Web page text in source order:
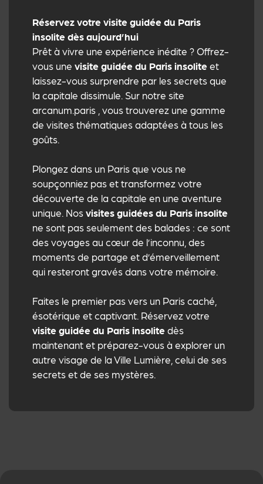
Réservez votre visite guidée du Paris
insolite dès aujourd’hui
Prêt à vivre une expérience inédite ? Offrez-
vous une visite guidée du Paris insoliteet
laissez-vous surprendre par les secrets que
la capitale dissimule. Sur notre site
arcanum.paris , vous trouverez une gamme
de visites thématiques adaptées à tous les
goûts.
Plongez dans un Paris que vous ne
soupçonniez pas et transformez votre
découverte de la capitale en une aventure
unique. Nosvisites guidées du Paris insolite
ne sont pas seulement des balades : ce sont
des voyages au cœur de l’inconnu, des
moments de partage et d’émerveillement
qui resteront gravés dans votre mémoire.
Faites le premier pas vers un Paris caché,
ésotérique et captivant. Réservez votre
visite guidée du Paris insolitedès
maintenant et préparez-vous à explorer un
autre visage de la Ville Lumière, celui de ses
secrets et de ses mystères.